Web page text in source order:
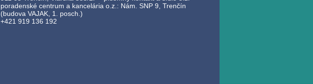
poradenské centrum a kancelária o.z.: Nám. SNP 9, Trenčín
(budova VAJAK, 1. posch.)
+421 919 136 192